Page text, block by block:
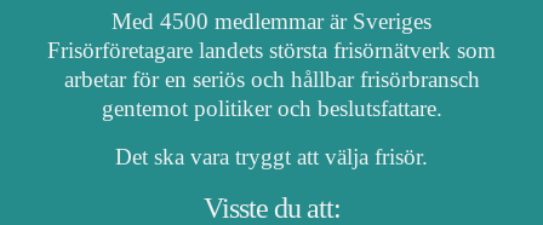
Med 4500 medlemmar är Sveriges
Frisörföretagare landets största frisörnätverk som
arbetar för en seriös och hållbar frisörbransch
gentemot politiker och beslutsfattare.
Det ska vara tryggt att välja frisör.
Visste du att: